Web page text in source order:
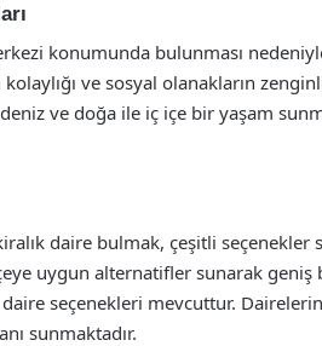
konumunda bulunması
kolaylığı ve sosyal olanakların
ve doğa ile iç içe bir yaşam
daire bulmak, çeşitli seçenekler
uygun alternatifler sunarak geniş
seçenekleri mevcuttur.
sunmaktadır.